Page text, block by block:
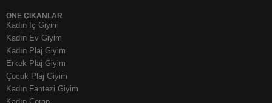
ÖNE ÇIKANLAR
Kadın İç Giyim
Kadın Ev Giyim
Kadın Plaj Giyim
Erkek Plaj Giyim
Çocuk Plaj Giyim
Kadın Fantezi Giyim